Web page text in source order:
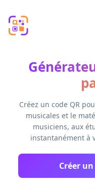
Créez un code QR
musicales et le
musiciens, aux
instantanément à
Créer